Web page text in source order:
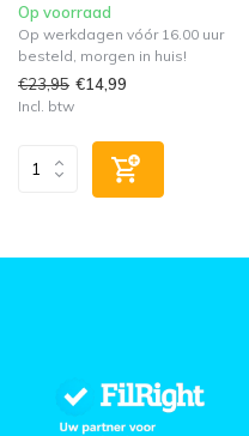
Op voorraad
Op werkdagen vóór 16.00 uur
besteld, morgen in huis!
€23,95 €14,99
Incl. btw